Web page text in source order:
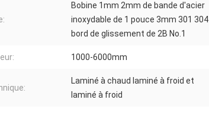
Bobine 1mm 2mm de bande d'acier
inoxydable de 1 pouce 3mm 301 304
bord de glissement de 2B No.1
1000-6000mm
Laminé à chaud laminé à froid et
laminé à froid